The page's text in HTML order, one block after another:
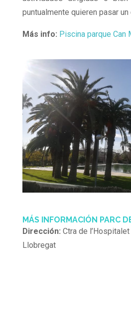
puntualmente quieren pasar un
Más info: Piscina parque Can
MÁS INFORMACIÓN PARC
Dirección: Ctra de
Llobregat